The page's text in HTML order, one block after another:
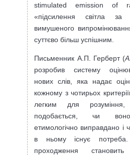
stimulated emission of
«підсилення світла за
вимушеного
суттєво більш успішним.
Письменник А.П. Герберт (
розробив систему
нових слів, яка надає
кожному з чотирьох
легким для
подобається, чи
етимологічно виправдано і
в ньому існує
проходження